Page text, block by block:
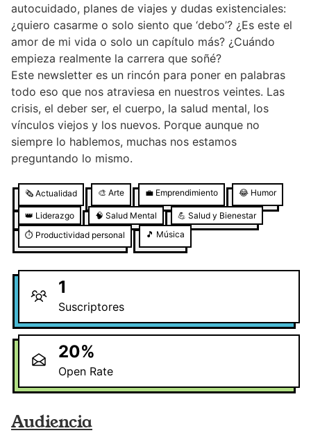
autocuidado, planes de viajes y dudas existenciales:
¿quiero casarme o solo siento que ‘debo’? ¿Es este el
amor de mi vida o solo un capítulo más? ¿Cuándo
empieza realmente la carrera que soñé?
Este newsletter es un rincón para poner en palabras
todo eso que nos atraviesa en nuestros veintes. Las
crisis, el deber ser, el cuerpo, la salud mental, los
vínculos viejos y los nuevos. Porque aunque no
siempre lo hablemos, muchas nos estamos
preguntando lo mismo.
🗞️ Actualidad 🎨 Arte 💼 Emprendimiento 😂 Humor
👑 Liderazgo 🧠 Salud Mental 💪 Salud y Bienestar
⏱️ Productividad personal 🎵 Música
1
Suscriptores
20%
Open Rate
Audiencia